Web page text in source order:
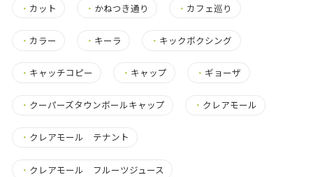
・ カット ・ かねつき通り ・ カフェ巡り
・ カラー ・ キーラ ・ キックボクシング
・ キャッチコピー ・ キャップ ・ ギョーザ
・ クーパーズタウンボールキャップ ・ クレアモール
・ クレアモール テナント
・ クレアモール フルーツジュース